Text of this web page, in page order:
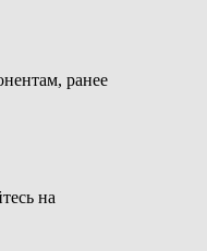
ранее
на